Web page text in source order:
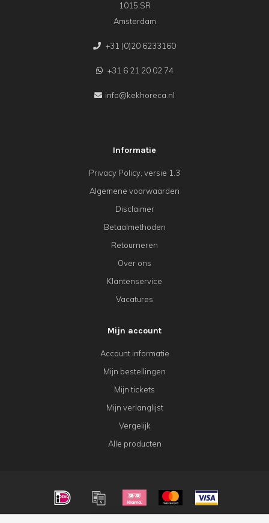
1015 SR
Amsterdam
+31 (0)20 6233160
+31 6 21 20 02 74
info@kekhoreca.nl
Informatie
Privacy Policy, versie 1.3
Algemene voorwaarden
Disclaimer
Betaalmethoden
Retourneren
Over ons
Klantenservice
Vacatures
Mijn account
Account informatie
Mijn bestellingen
Mijn tickets
Mijn verlanglijst
Vergelijk
Alle producten